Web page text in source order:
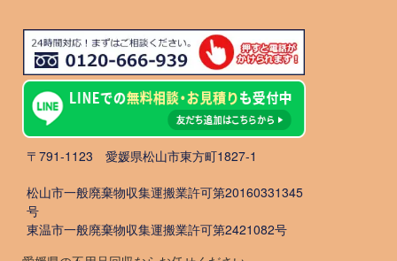
〒791-1123 愛媛県松山市東方町1827-1
松山市一般廃棄物収集運搬業許可第20160331345
号
東温市一般廃棄物収集運搬業許可第2421082号